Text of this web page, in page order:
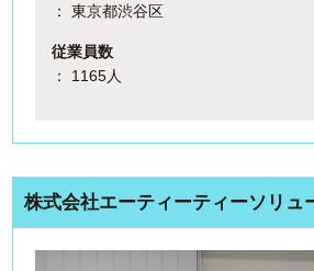
： 東京都渋谷区
従業員数
： 1165人
株式会社エーティーティーソリュ